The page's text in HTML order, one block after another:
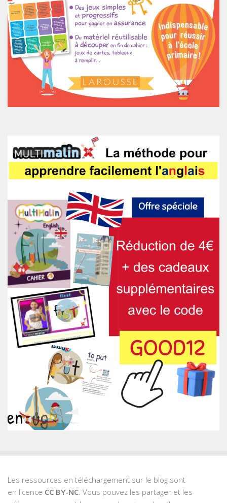
Les ressources en téléchargement sur le blog sont
en licence CC BY-NC . Vous pouvez les partager et les